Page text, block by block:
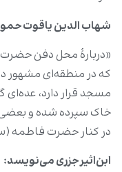
شهاب ‌الدین یاقوت
«دربارۀ محل دفن حضرت
که در منطقه‌ای مشهور
مسجد قرار دارد، عده‌ای
خاک سپرده شده و بعضی
در کنار حضرت فاطمه
ابن‌اثیر جزری می‌نویسد: